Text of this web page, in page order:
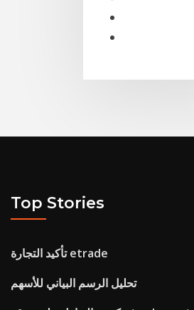
Top Stories
تأكيد التجارة etrade
تحليل الرسم البياني للأسهم